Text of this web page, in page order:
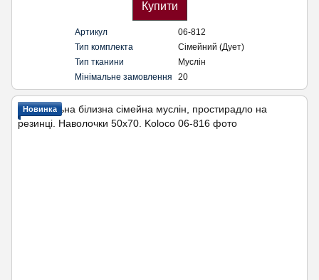
Купити
Артикул
06-812
Тип комплекта
Сімейний (Дует)
Тип тканини
Муслін
Мінімальне замовлення
20
Новинка